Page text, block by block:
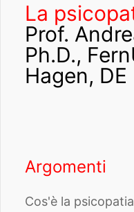
La
Prof.
Ph.D.,
Hagen, DE
Argomenti
Cos'è la